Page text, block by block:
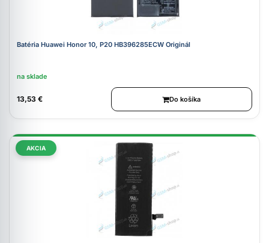
Batéria Huawei Honor 10, P20 HB396285ECW Originál
na sklade
13,53 € Do košíka
AKCIA